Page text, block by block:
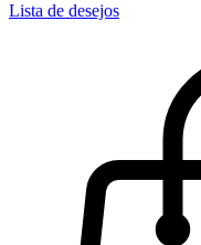
Lista de desejos